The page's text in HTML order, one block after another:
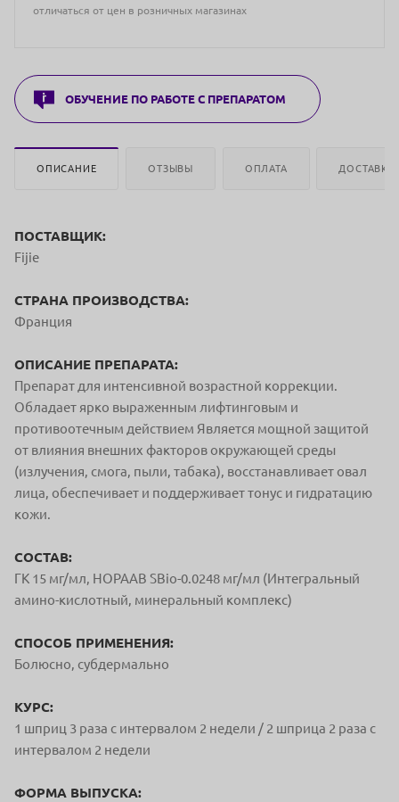
отличаться от цен в розничных магазинах
ОБУЧЕНИЕ ПО РАБОТЕ С ПРЕПАРАТОМ
ОПИСАНИЕ ОТЗЫВЫ ОПЛАТА ДОСТАВКА
ПОСТАВЩИК:
Fijie
СТРАНА ПРОИЗВОДСТВА:
Франция
ОПИСАНИЕ ПРЕПАРАТА:
Препарат для интенсивной возрастной коррекции.
Обладает ярко выраженным лифтинговым и
противоотечным действием Является мощной защитой
от влияния внешних факторов окружающей среды
(излучения, смога, пыли, табака), восстанавливает овал
лица, обеспечивает и поддерживает тонус и гидратацию
кожи.
СОСТАВ:
ГК 15 мг/мл, HOPAAB SBio-0.0248 мг/мл (Интегральный
амино-кислотный, минеральный комплекс)
СПОСОБ ПРИМЕНЕНИЯ:
Болюсно, субдермально
КУРС:
1 шприц 3 раза с интервалом 2 недели / 2 шприца 2 раза с
интервалом 2 недели
ФОРМА ВЫПУСКА: